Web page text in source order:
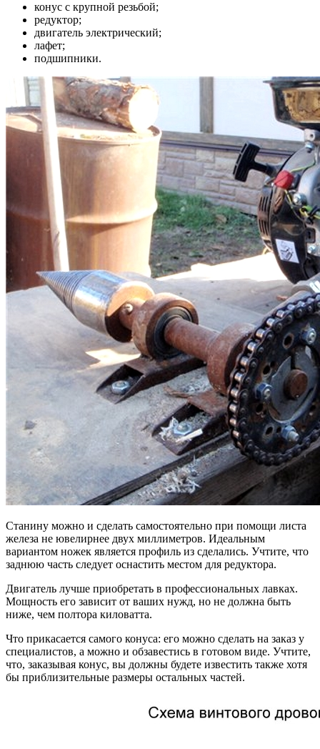
конус с крупной резьбой;
редуктор;
двигатель электрический;
лафет;
подшипники.
Станину можно и сделать самостоятельно при помощи листа
железа не ювелирнее двух миллиметров. Идеальным
вариантом ножек является профиль из сделались. Учтите, что
заднюю часть следует оснастить местом для редуктора.
Двигатель лучше приобретать в профессиональных лавках.
Мощность его зависит от ваших нужд, но не должна быть
ниже, чем полтора киловатта.
Что прикасается самого конуса: его можно сделать на заказ у
специалистов, а можно и обзавестись в готовом виде. Учтите,
что, заказывая конус, вы должны будете известить также хотя
бы приблизительные размеры остальных частей.